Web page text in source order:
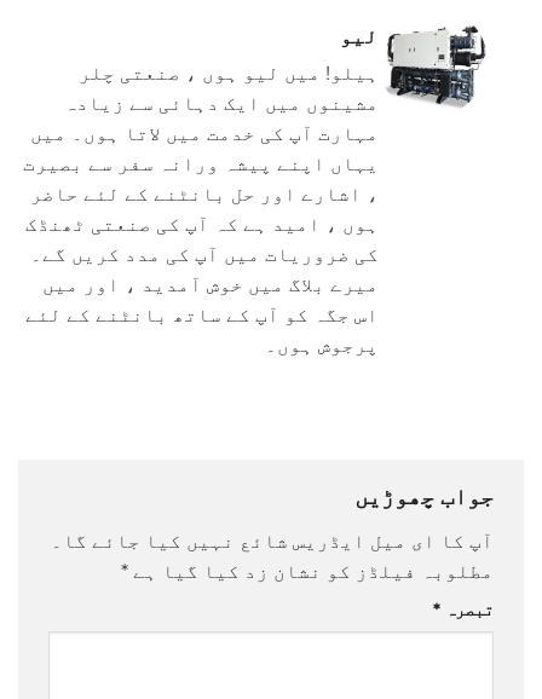
لیو
ہیلو! میں لیو ہوں ، صنعتی چلر
مشینوں میں ایک دہائی سے زیادہ
مہارت آپ کی خدمت میں لاتا ہوں۔ میں
یہاں اپنے پیشہ ورانہ سفر سے بصیرت
، اشارے اور حل بانٹنے کے لئے حاضر
ہوں ، امید ہے کہ آپ کی صنعتی ٹھنڈک
کی ضروریات میں آپ کی مدد کریں گے۔
میرے بلاگ میں خوش آمدید ، اور میں
اس جگہ کو آپ کے ساتھ بانٹنے کے لئے
پرجوش ہوں۔
جواب چھوڑیں
آپ کا ای میل ایڈریس شائع نہیں کیا جائے گا۔
مطلوبہ فیلڈز کو نشان زد کیا گیا ہے *
تبصرہ *